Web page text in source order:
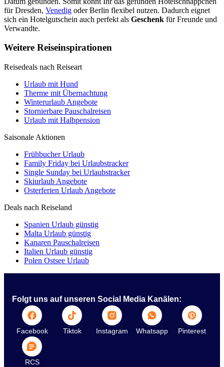
für Dresden, Venedig oder Berlin flexibel nutzen. Dadurch eignet
sich ein Hotelgutschein auch perfekt als Geschenk für Freunde und
Verwandte.
Weitere Reiseinspirationen
Reisedeals nach Reiseart
Urlaub mit Hund
Therme mit Übernachtung
Winterurlaub Angebote
Stornierbare Pauschalreisen
Urlaub mit Halbpension
Saisonale Aktionen
Frühbucher Urlaub
Family Friday bei Urlaubstracker
Single Sunday bei Urlaubstracker
Skiurlaub Angebote
Osterferien Urlaub Angebote
Deals nach Reiseland
Spanien Urlaub günstig
Malta Urlaub günstig
Kanaren Pauschalreisen
Italien Urlaub günstig
Polen Ostsee Urlaub